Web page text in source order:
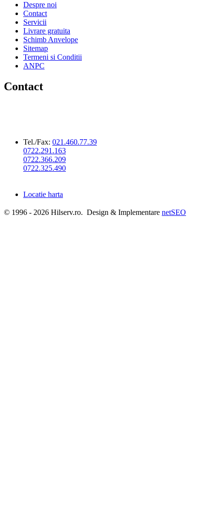
Despre noi
Contact
Servicii
Livrare gratuita
Schimb Anvelope
Sitemap
Termeni si Conditii
ANPC
Contact
Tel./Fax: 021.460.77.39
0722.291.163
0722.366.209
0722.325.490
Locatie harta
© 1996 - 2026 Hilserv.ro. Design & Implementare netSEO